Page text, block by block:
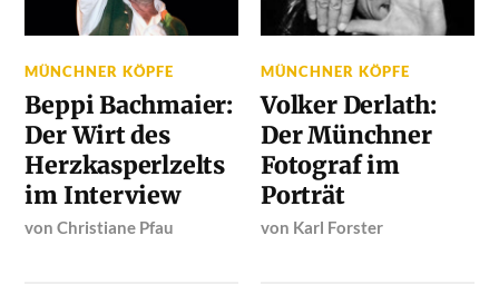
MÜNCHNER KÖPFE
Beppi Bachmaier:
Der Wirt des
Herzkasperlzelts
im Interview
vonChristiane Pfau
MÜNCHNER KÖPFE
Volker Derlath:
Der Münchner
Fotograf im
Porträt
von Karl Forster